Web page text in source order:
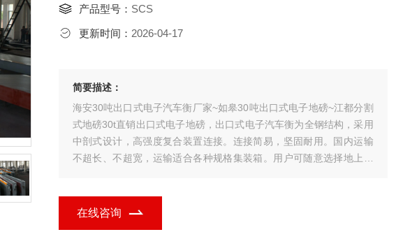
产品型号： SCS
更新时间： 2026-04-17
简要描述：
海安30吨出口式电子汽车衡厂家~如皋30吨出口式电子地磅~江都分割
式地磅30t直销出口式电子地磅，出口式电子汽车衡为全钢结构，采用
中剖式设计，高强度复合装置连接。连接简易，坚固耐用。国内运输
不超长、不超宽，运输适合各种规格集装箱。用户可随意选择地上、
在线咨询